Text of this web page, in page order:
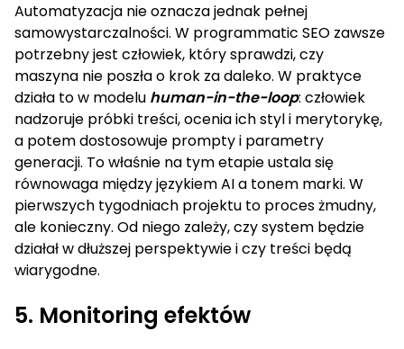
Automatyzacja nie oznacza jednak pełnej
samowystarczalności. W programmatic SEO zawsze
potrzebny jest człowiek, który sprawdzi, czy
maszyna nie poszła o krok za daleko. W praktyce
działa to w modelu human-in-the-loop: człowiek
nadzoruje próbki treści, ocenia ich styl i merytorykę,
a potem dostosowuje prompty i parametry
generacji. To właśnie na tym etapie ustala się
równowaga między językiem AI a tonem marki. W
pierwszych tygodniach projektu to proces żmudny,
ale konieczny. Od niego zależy, czy system będzie
działał w dłuższej perspektywie i czy treści będą
wiarygodne.
5. Monitoring efektów